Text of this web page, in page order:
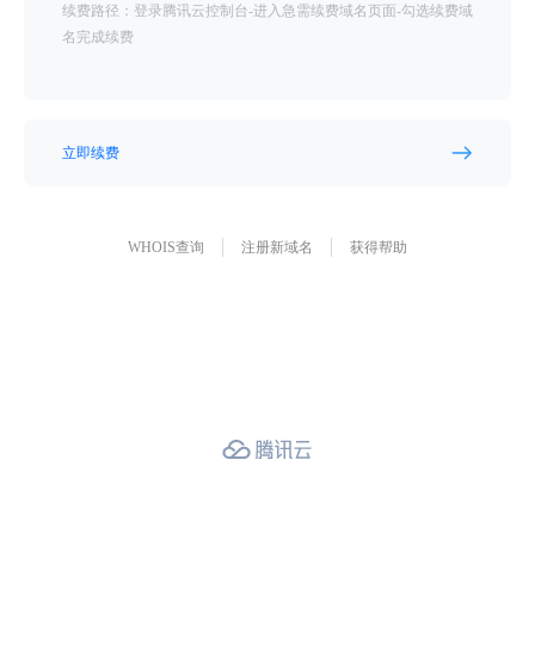
续费路径：登录腾讯云控制台-进入急需续费域名页面-勾选续费域
名完成续费
立即续费
WHOIS查询 注册新域名 获得帮助